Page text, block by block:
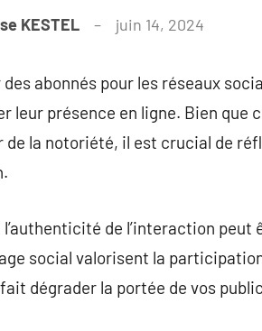
KESTEL juin 14, 2024
abonnés pour les réseaux
leur présence en ligne. Bien que
de la notoriété, il est crucial de
l’authenticité de l’interaction
social valorisent la
dégrader la portée de vos